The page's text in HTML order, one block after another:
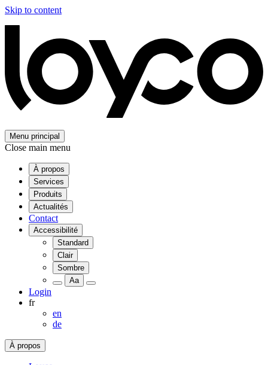
Skip to content
Menu principal
Close main menu
À propos
Services
Produits
Actualités
Contact
Accessibilité
Standard
Clair
Sombre
Aa
Login
fr
en
de
À propos